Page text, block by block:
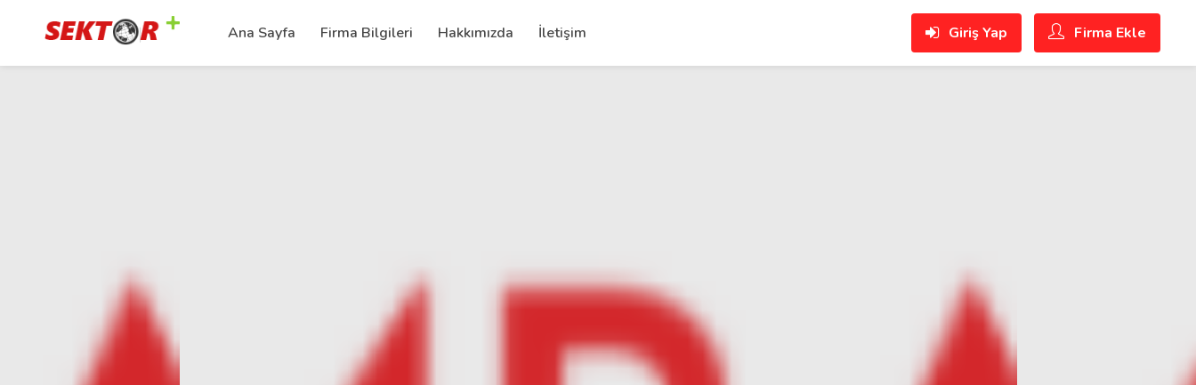
Ana Sayfa Firma Bilgileri Hakkımızda İletişim Giriş Yap Firma Ekle